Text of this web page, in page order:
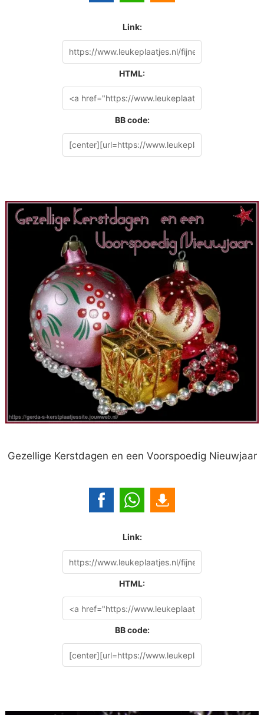
Link:
HTML:
BB code:
Gezellige Kerstdagen en een Voorspoedig Nieuwjaar
Link:
HTML:
BB code: